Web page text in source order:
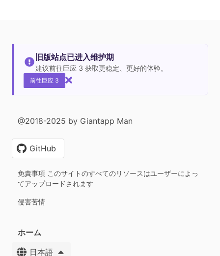
旧版站点已进入维护期
建议前往巨应 3 获取更稳定、更好的体验。
前往巨应 3
@2018-2025 by Giantapp Man
GitHub
免責事項 このサイトのすべてのリソースはユーザーによっ
てアップロードされます
侵害苦情
ホーム
日本語